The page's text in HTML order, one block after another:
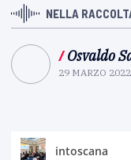
NELLA
/Osvaldo
29 MARZO 2022